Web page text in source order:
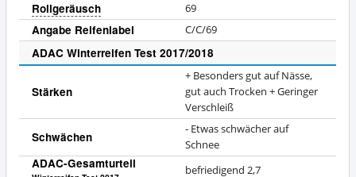
Rollgeräusch 69
Angabe Reifenlabel C/C/69
ADAC Winterreifen Test 2017/2018
Stärken
+ Besonders gut auf Nässe,
gut auch Trocken + Geringer
Verschleiß
Schwächen
- Etwas schwächer auf
Schnee
ADAC-Gesamturteil befriedigend 2,7